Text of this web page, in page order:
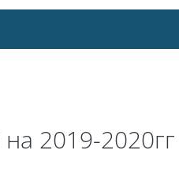
2019-2020гг